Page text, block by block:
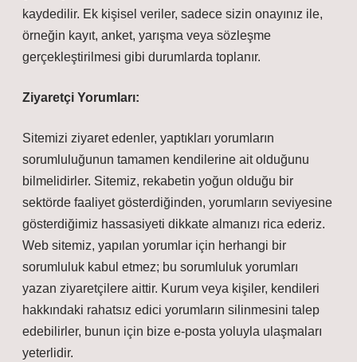
kaydedilir. Ek kişisel veriler, sadece sizin onayınız ile,
örneğin kayıt, anket, yarışma veya sözleşme
gerçekleştirilmesi gibi durumlarda toplanır.
Ziyaretçi Yorumları:
Sitemizi ziyaret edenler, yaptıkları yorumların
sorumluluğunun tamamen kendilerine ait olduğunu
bilmelidirler. Sitemiz, rekabetin yoğun olduğu bir
sektörde faaliyet gösterdiğinden, yorumların seviyesine
gösterdiğimiz hassasiyeti dikkate almanızı rica ederiz.
Web sitemiz, yapılan yorumlar için herhangi bir
sorumluluk kabul etmez; bu sorumluluk yorumları
yazan ziyaretçilere aittir. Kurum veya kişiler, kendileri
hakkındaki rahatsız edici yorumların silinmesini talep
edebilirler, bunun için bize e-posta yoluyla ulaşmaları
yeterlidir.